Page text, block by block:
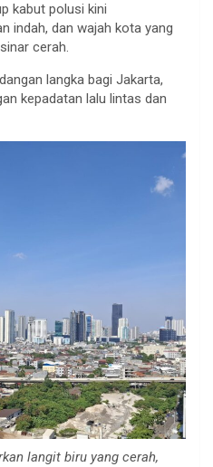
kabut polusi kini
indah, dan wajah kota yang
cerah.
langka bagi Jakarta,
kepadatan lalu lintas dan
langit biru yang cerah,